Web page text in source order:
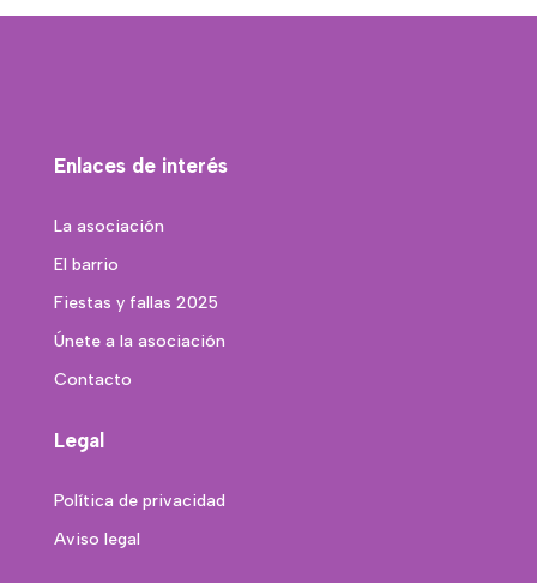
Enlaces de interés
La asociación
El barrio
Fiestas y fallas 2025
Únete a la asociación
Contacto
Legal
Política de privacidad
Aviso legal